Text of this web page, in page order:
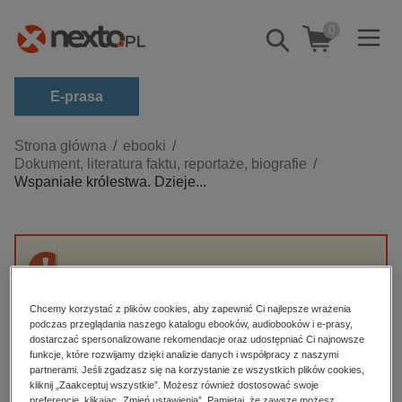
Pokaż/schowaj
wyszukiwarkę
0
E-prasa
Kategorie
Zobacz wszystkie E-prasa
biznesowe, branżowe, gospodarka
darmowe wydania
edukacja
hobby, sport, rozrywka
komputery, internet, technologie, informatyka
Strona główna
ebooki
Dokument, literatura faktu, reportaże, biografie
Wspaniałe królestwa. Dzieje...
dostępny.
High-contrast mode
Chcemy korzystać z plików cookies, aby zapewnić Ci najlepsze wrażenia
podczas przeglądania naszego katalogu ebooków, audiobooków i e-prasy,
dostarczać spersonalizowane rekomendacje oraz udostępniać Ci najnowsze
funkcje, które rozwijamy dzięki analizie danych i współpracy z naszymi
partnerami. Jeśli zgadzasz się na korzystanie ze wszystkich plików cookies,
kliknij „Zaakceptuj wszystkie”. Możesz również dostosować swoje